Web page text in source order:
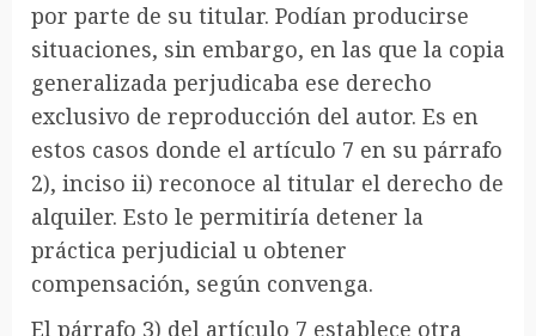
por parte de su titular. Podían producirse
situaciones, sin embargo, en las que la copia
generalizada perjudicaba ese derecho
exclusivo de reproducción del autor. Es en
estos casos donde el artículo 7 en su párrafo
2), inciso ii) reconoce al titular el derecho de
alquiler. Esto le permitiría detener la
práctica perjudicial u obtener
compensación, según convenga.
El párrafo 3) del artículo 7 establece otra